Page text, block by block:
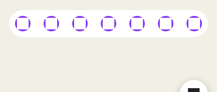
Besuchen Sie dieBARMER auf
externer Linkexterner Linkexterner Linkexterner Linkexterner Linkexterner Link